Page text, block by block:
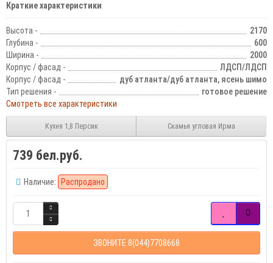
Краткие характеристики
Высота -
2170
Глубина -
600
Ширина -
2000
Корпус / фасад -
ЛДСП/ЛДСП
Корпус / фасад -
дуб атланта/дуб атланта, ясень шимо
Тип решения -
готовое решение
Смотреть все характеристики
Кухня 1,8 Персик Скамья угловая Ирма
739 бел.руб.
Наличие: Распродано
ЗВОНИТЕ 8(044)7708668